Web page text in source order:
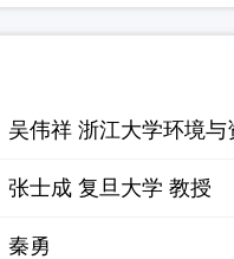
吴伟祥 浙江大学环境
张士成 复旦大学 教授
秦勇